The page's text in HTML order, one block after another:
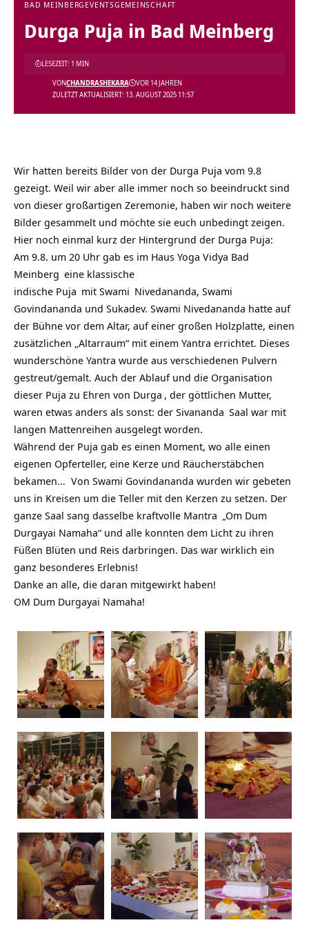
BAD MEINBERG EVENTSGEMEINSCHAFT
Durga Puja in Bad Meinberg
ZULETZT AKTUALISIERT: 13. AUGUST 2025 11:57
VONCHANDRASHEKARA VOR 14 JAHREN
LESEZEIT: 1 MIN
Wir hatten bereits Bilder von der Durga Puja vom 9.8
gezeigt. Weil wir aber alle immer noch so beeindruckt sind
von dieser großartigen Zeremonie, haben wir noch weitere
Bilder gesammelt und möchte sie euch unbedingt zeigen.
Hier noch einmal kurz der Hintergrund der Durga Puja:
Am 9.8. um 20 Uhr gab es im Haus Yoga Vidya Bad
Meinberg eine klassische
indische Puja mit Swami Nivedananda, Swami
Govindananda und Sukadev. Swami Nivedananda hatte auf
der Bühne vor dem Altar, auf einer großen Holzplatte, einen
zusätzlichen „Altarraum“ mit einem Yantra errichtet. Dieses
wunderschöne Yantra wurde aus verschiedenen Pulvern
gestreut/gemalt. Auch der Ablauf und die Organisation
dieser Puja zu Ehren von Durga , der göttlichen Mutter,
waren etwas anders als sonst: der Sivananda Saal war mit
langen Mattenreihen ausgelegt worden.
Während der Puja gab es einen Moment, wo alle einen
eigenen Opferteller, eine Kerze und Räucherstäbchen
bekamen… Von Swami Govindananda wurden wir gebeten
uns in Kreisen um die Teller mit den Kerzen zu setzen. Der
ganze Saal sang dasselbe kraftvolle Mantra
„Om Dum
Durgayai Namaha“ und alle konnten dem Licht zu ihren
Füßen Blüten und Reis darbringen. Das war wirklich ein
ganz besonderes Erlebnis!
Danke an alle, die daran mitgewirkt haben!
OM Dum Durgayai Namaha!